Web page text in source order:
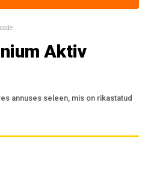
Aktiv
annuses seleen, mis on rikastatud